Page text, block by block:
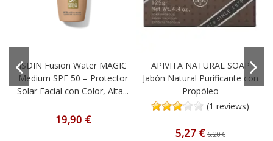
ISDIN Fusion Water MAGIC
Medium SPF 50 – Protector
Solar Facial con Color, Alta...
19,90 €
APIVITA NATURAL SOAP
Jabón Natural Purificante con
Propóleo
(1 reviews)
5,27 €6,20 €